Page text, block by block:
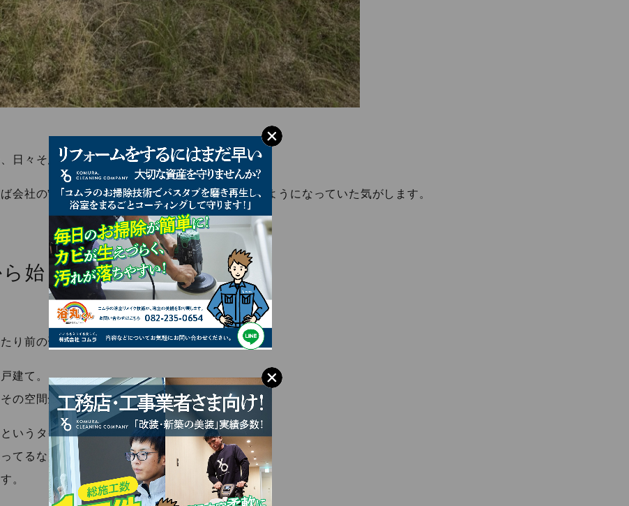
日々そんなことばかり考えてきました。
会社の”運”が良くなるのか」そんな視点でも動くようになっていた気がします。
始まる文化づくり
り前の習慣。
建て。
の空間全体が”会社の顔”のように思えるんです。
いうタイプではないけれど、
てるな」と思える空間にしておきたい。
。